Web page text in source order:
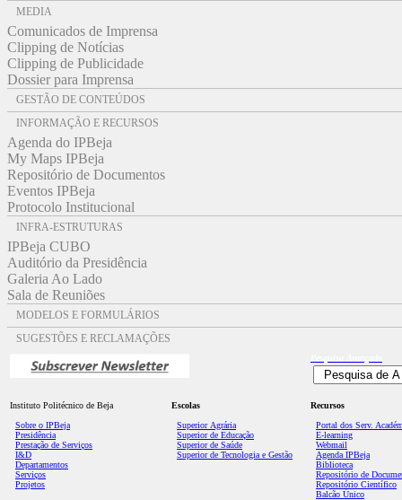
MEDIA
Comunicados de Imprensa
Clipping de Notícias
Clipping de Publicidade
Dossier para Imprensa
GESTÃO DE CONTEÚDOS
INFORMAÇÃO E RECURSOS
Agenda do IPBeja
My Maps IPBeja
Repositório de Documentos
Eventos IPBeja
Protocolo Institucional
INFRA-ESTRUTURAS
IPBeja CUBO
Auditório da Presidência
Galeria Ao Lado
Sala de Reuniões
MODELOS E FORMULÁRIOS
SUGESTÕES E RECLAMAÇÕES
Instituto Politécnico de Beja
Sobre o IPBeja
Presidência
Prestação de Serviços
I&D
Departamentos
Serviços
Projetos
Escolas
Superior Agrária
Superior de Educação
Superior de Saúde
Superior de Tecnologia e Gestão
Recursos
Portal dos Serv.
E-learning
Webmail
Agenda IPBeja
Biblioteca
Repositório de
Repositório Científico
Balcão Único